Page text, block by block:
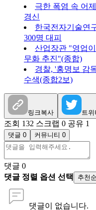
극한 폭염 속 어
경신
한국전자기술연
300명 대피
산업장관 "영업
무화 추진"(종합)
경찰, '홍명보 감
수색(종합2보)
링크복사 트위
조회 132 스크랩 0 공유 1
댓글 0 커뮤니티 0
댓글 0
댓글 정렬 옵션 선택
추천순
댓글이 없습니다.